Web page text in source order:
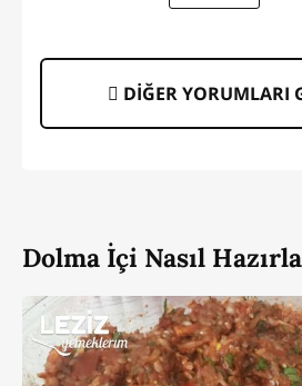
DİĞER YORUMLARI
Dolma İçi Nasıl